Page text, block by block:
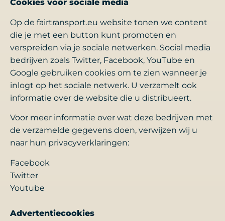
Cookies voor sociale media
Op de fairtransport.eu website tonen we content
die je met een button kunt promoten en
verspreiden via je sociale netwerken. Social media
bedrijven zoals Twitter, Facebook, YouTube en
Google gebruiken cookies om te zien wanneer je
inlogt op het sociale netwerk. U verzamelt ook
informatie over de website die u distribueert.
Voor meer informatie over wat deze bedrijven met
de verzamelde gegevens doen, verwijzen wij u
naar hun privacyverklaringen:
Facebook
Twitter
Youtube
Advertentiecookies